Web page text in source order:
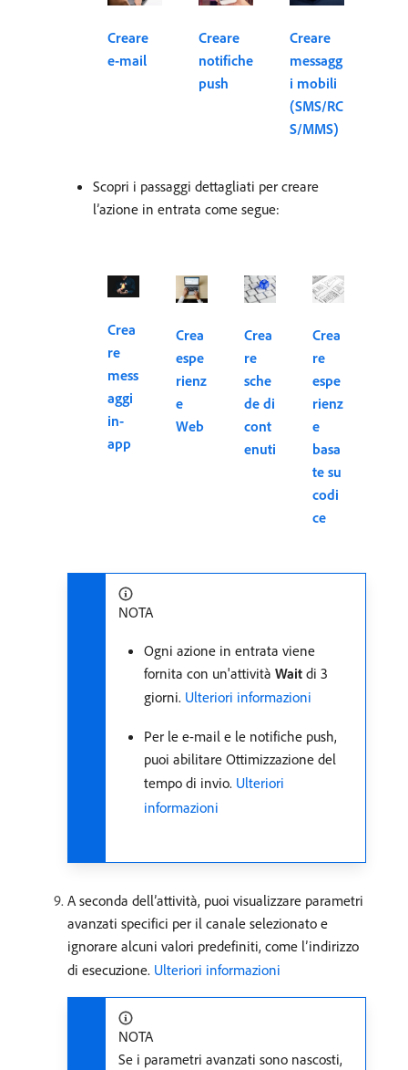
Creare
e-mail
Creare
notifiche
push
Creare
messagg
i mobili
(SMS/RC
S/MMS)
Scopri i passaggi dettagliati per creare
l’azione in entrata come segue:
Crea
re
mess
aggi
in-
app
Crea
espe
rienz
e
Web
Crea
re
sche
de di
cont
enuti
Crea
re
espe
rienz
e
basa
te su
codi
ce
NOTA
Ogni azione in entrata viene
fornita con un'attività Wait di 3
giorni. Ulteriori informazioni
Per le e-mail e le notifiche push,
puoi abilitare Ottimizzazione del
tempo di invio. Ulteriori
informazioni
A seconda dell’attività, puoi visualizzare parametri
avanzati specifici per il canale selezionato e
ignorare alcuni valori predefiniti, come l’indirizzo
di esecuzione. Ulteriori informazioni
NOTA
Se i parametri avanzati sono nascosti,